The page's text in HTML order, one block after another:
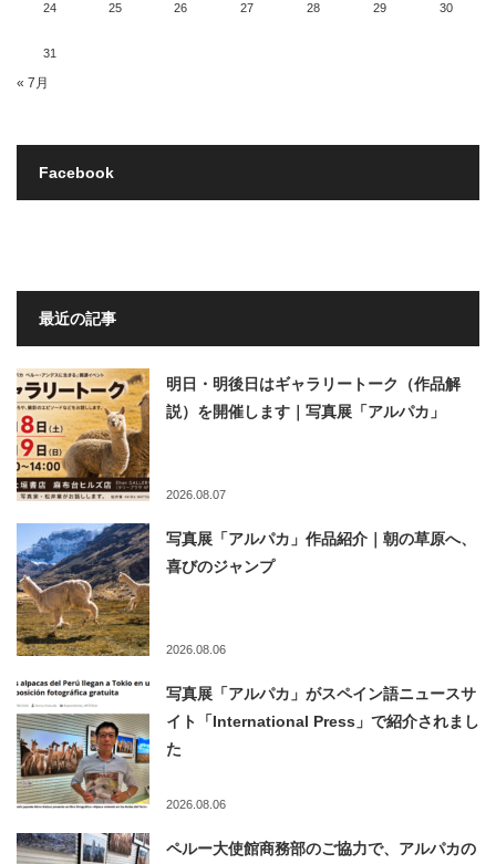
24 25 26 27 28 29 30
31
« 7月
Facebook
最近の記事
明日・明後日はギャラリートーク（作品解
説）を開催します｜写真展「アルパカ」
2026.08.07
写真展「アルパカ」作品紹介｜朝の草原へ、
喜びのジャンプ
2026.08.06
写真展「アルパカ」がスペイン語ニュースサ
イト「International Press」で紹介されまし
た
2026.08.06
ペルー大使館商務部のご協力で、アルパカの